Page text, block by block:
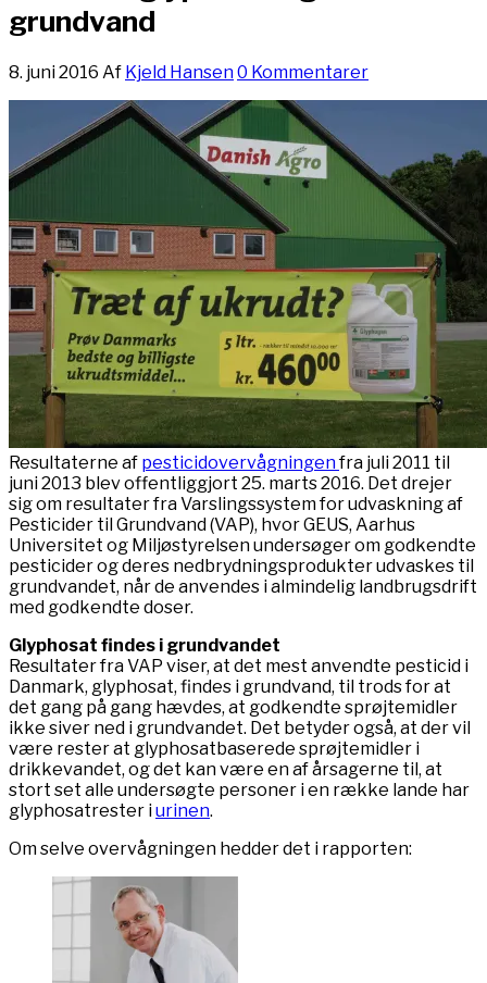
grundvand
8. juni 2016 Af Kjeld Hansen0 Kommentarer
Resultaterne af pesticidovervågningenfra juli 2011 til
juni 2013 blev offentliggjort 25. marts 2016. Det drejer
sig om resultater fra Varslingssystem for udvaskning af
Pesticider til Grundvand (VAP), hvor GEUS, Aarhus
Universitet og Miljøstyrelsen undersøger om godkendte
pesticider og deres nedbrydningsprodukter udvaskes til
grundvandet, når de anvendes i almindelig landbrugsdrift
med godkendte doser.
Glyphosat findes i grundvandet
Resultater fra VAP viser, at det mest anvendte pesticid i
Danmark, glyphosat, findes i grundvand, til trods for at
det gang på gang hævdes, at godkendte sprøjtemidler
ikke siver ned i grundvandet. Det betyder også, at der vil
være rester at glyphosatbaserede sprøjtemidler i
drikkevandet, og det kan være en af årsagerne til, at
stort set alle undersøgte personer i en række lande har
glyphosatrester iurinen.
Om selve overvågningen hedder det i rapporten: